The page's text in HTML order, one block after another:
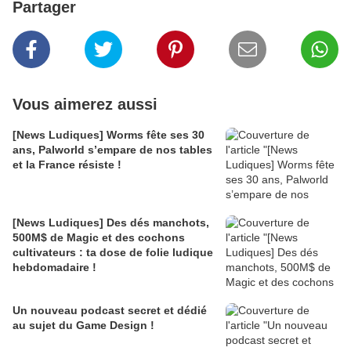
Partager
Vous aimerez aussi
[News Ludiques] Worms fête ses 30
ans, Palworld s’empare de nos tables
et la France résiste !
[News Ludiques] Des dés manchots,
500M$ de Magic et des cochons
cultivateurs : ta dose de folie ludique
hebdomadaire !
Un nouveau podcast secret et dédié
au sujet du Game Design !